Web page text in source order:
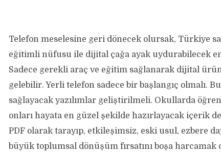
Telefon meselesine geri dönecek olursak, Türkiye
eğitimli nüfusu ile dijital çağa ayak uydurabilecek
Sadece gerekli araç ve eğitim sağlanarak dijital
gelebilir. Yerli telefon sadece bir başlangıç olmalı.
sağlayacak yazılımlar geliştirilmeli. Okullarda
onları hayata en güzel şekilde hazırlayacak içerik
PDF olarak tarayıp, etkileşimsiz, eski usul, ezbere
büyük toplumsal dönüşüm fırsatını boşa harcamak